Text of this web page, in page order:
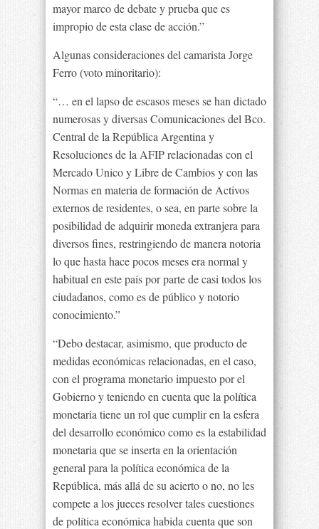
mayor marco de debate y prueba que es
impropio de esta clase de acción.”
Algunas consideraciones del camarista Jorge
Ferro (voto minoritario):
“… en el lapso de escasos meses se han dictado
numerosas y diversas Comunicaciones del Bco.
Central de la República Argentina y
Resoluciones de la AFIP relacionadas con el
Mercado Unico y Libre de Cambios y con las
Normas en materia de formación de Activos
externos de residentes, o sea, en parte sobre la
posibilidad de adquirir moneda extranjera para
diversos fines, restringiendo de manera notoria
lo que hasta hace pocos meses era normal y
habitual en este país por parte de casi todos los
ciudadanos, como es de público y notorio
conocimiento.”
“Debo destacar, asimismo, que producto de
medidas económicas relacionadas, en el caso,
con el programa monetario impuesto por el
Gobierno y teniendo en cuenta que la política
monetaria tiene un rol que cumplir en la esfera
del desarrollo económico como es la estabilidad
monetaria que se inserta en la orientación
general para la política económica de la
República, más allá de su acierto o no, no les
compete a los jueces resolver tales cuestiones
de política económica habida cuenta que son